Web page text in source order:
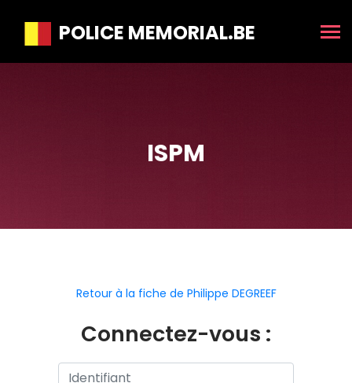
POLICE MEMORIAL.BE
ISPM
Retour à la fiche de Philippe DEGREEF
Connectez-vous :